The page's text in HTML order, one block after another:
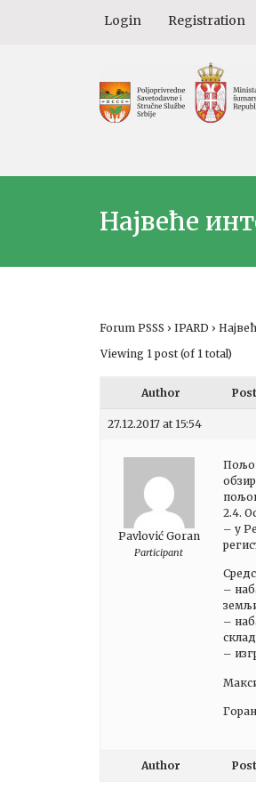
Login Registration
Највеће
Forum PSSS › IPARD ›
Viewing 1 post (of 1 total)
Author
27.12.2017 at 15:54
Pavlović Goran
Participant
2.4.
– у
–
–
–
Author